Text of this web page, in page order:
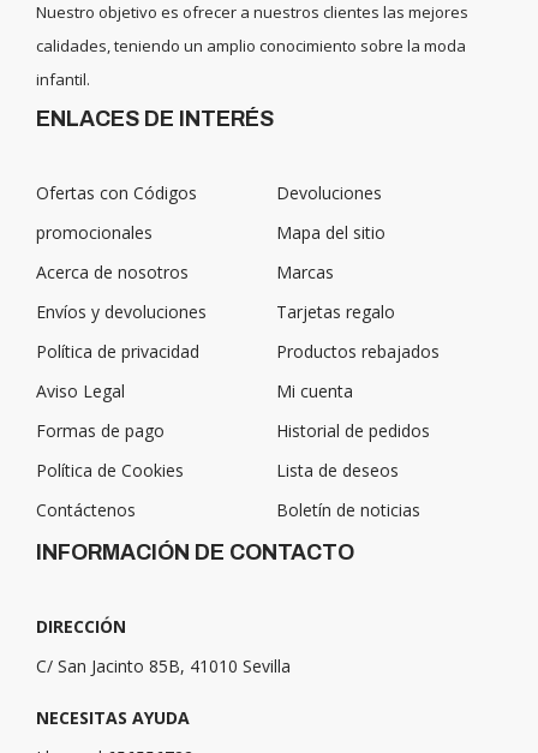
Nuestro objetivo es ofrecer a nuestros clientes las mejores
calidades, teniendo un amplio conocimiento sobre la moda
infantil.
ENLACES DE INTERÉS
Ofertas con Códigos
promocionales
Acerca de nosotros
Envíos y devoluciones
Política de privacidad
Aviso Legal
Formas de pago
Política de Cookies
Contáctenos
Devoluciones
Mapa del sitio
Marcas
Tarjetas regalo
Productos rebajados
Mi cuenta
Historial de pedidos
Lista de deseos
Boletín de noticias
INFORMACIÓN DE CONTACTO
DIRECCIÓN
C/ San Jacinto 85B, 41010 Sevilla
NECESITAS AYUDA